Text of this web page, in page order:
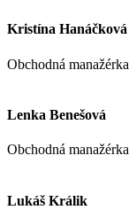
Kristína Hanáčková
Obchodná manažérka
Lenka Benešová
Obchodná manažérka
Lukáš Králik